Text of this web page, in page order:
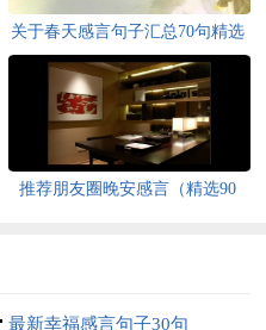
关于春天感言句子汇总70句精选
推荐朋友圈晚安感言（精选90
最新幸福感言句子30句